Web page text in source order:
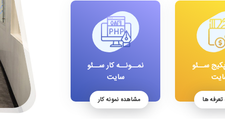
نمــونــه کار ســئو
سایت
مشاهده نمونه کار
ســئو
ها